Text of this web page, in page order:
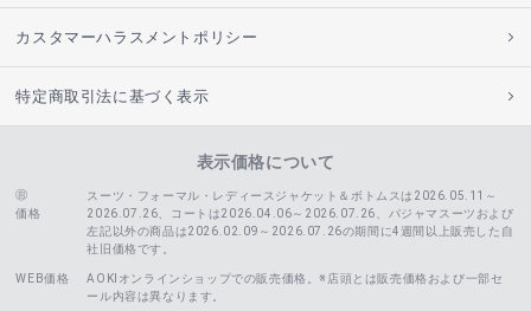
カスタマーハラスメントポリシー
特定商取引法に基づく表示
表示価格について
価格
スーツ・フォーマル・レディースジャケット＆ボトムスは2026.05.11～
2026.07.26、コートは2026.04.06～2026.07.26、 パジャマスーツおよび
左記以外の商品は2026.02.09～2026.07.26の期間に4週間以上販売した自
社旧価格です。
WEB価格
AOKIオンラインショップでの販売価格。※店頭とは販売価格および一部セ
ール内容は異なります。